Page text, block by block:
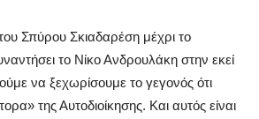
Σπύρου Σκιαδαρέση μέχρι το
το Νίκο Ανδρουλάκη στην εκεί
να ξεχωρίσουμε το γεγονός ότι
της Αυτοδιοίκησης. Και αυτός είναι